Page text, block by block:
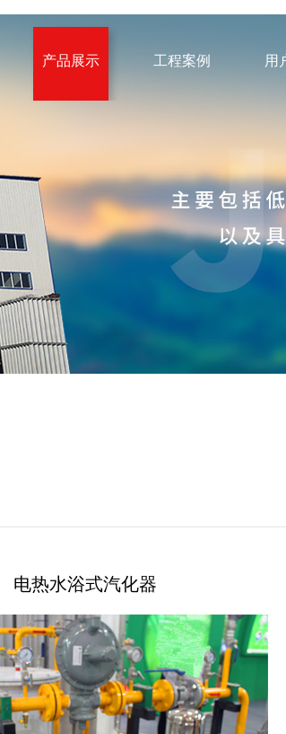
产品展示 工程案例 用
电热水浴式汽化器